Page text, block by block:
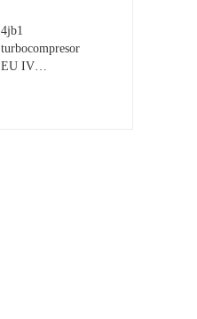
4jb1
turbocompresor
EU IV